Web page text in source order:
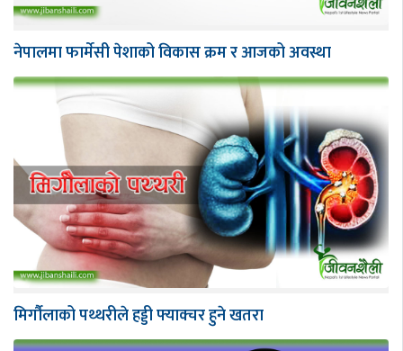
नेपालमा फार्मेसी पेशाको विकास क्रम र आजको अवस्था
मिर्गौलाको पथ्थरीले हड्डी फ्याक्चर हुने खतरा